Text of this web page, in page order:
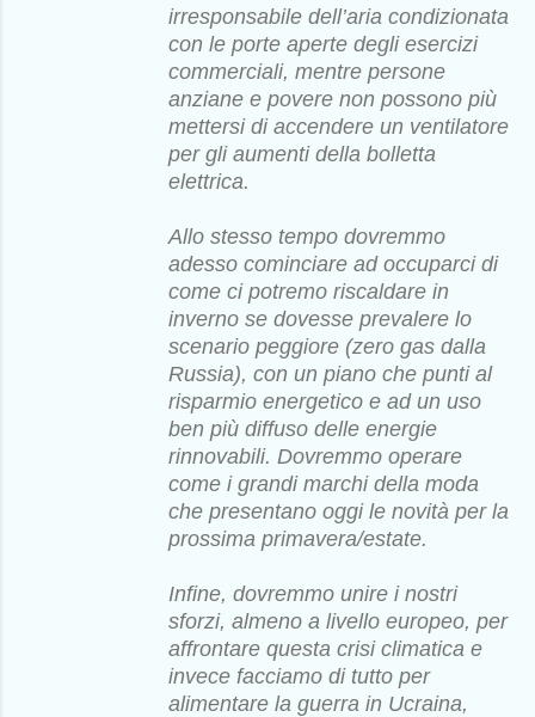
irresponsabile dell’aria condizionata
con le porte aperte degli esercizi
commerciali, mentre persone
anziane e povere non possono più
mettersi di accendere un ventilatore
per gli aumenti della bolletta
elettrica.
Allo stesso tempo dovremmo
adesso cominciare ad occuparci di
come ci potremo riscaldare in
inverno se dovesse prevalere lo
scenario peggiore (zero gas dalla
Russia), con un piano che punti al
risparmio energetico e ad un uso
ben più diffuso delle energie
rinnovabili. Dovremmo operare
come i grandi marchi della moda
che presentano oggi le novità per la
prossima primavera/estate.
Infine, dovremmo unire i nostri
sforzi, almeno a livello europeo, per
affrontare questa crisi climatica e
invece facciamo di tutto per
alimentare la guerra in Ucraina,